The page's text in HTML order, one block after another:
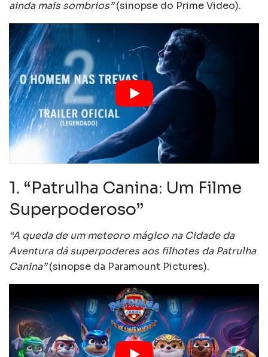
ainda mais sombrios”(sinopse do Prime Video).
1. “Patrulha Canina: Um Filme
Superpoderoso”
“A queda de um meteoro mágico na Cidade da
Aventura dá superpoderes aos filhotes da Patrulha
Canina”(sinopse da Paramount Pictures).